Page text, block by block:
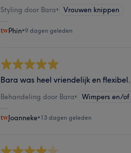
Styling door Bara• Vrouwen knippen
Phin•9 dagen geleden
Bara was heel vriendelijk en
Behandeling door Bara• Wimpers en/
Joanneke•13 dagen geleden